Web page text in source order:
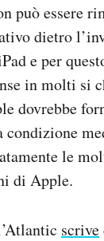
può essere
dietro
e per
in molti si
dovrebbe
condizione
le
di Apple.
scrive